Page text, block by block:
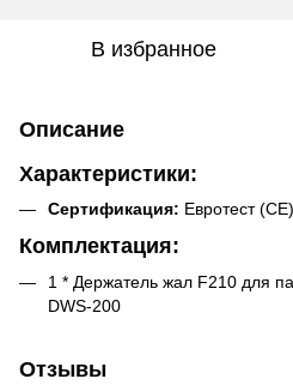
В избранное
Описание
Характеристики:
Сертификация: Евротест (СЕ)
Комплектация:
1 * Держатель жал F210 для
DWS-200
Отзывы